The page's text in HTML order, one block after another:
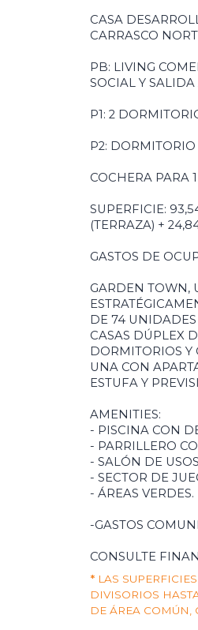
CASA
CARRASCO
PB: LIVING
SOCIAL Y
P1: 2
P2:
COCHERA PARA
SUPERFICIE:
(TERRAZA) +
GASTOS DE
GARDEN TOWN,
DE 74
CASAS DÚPLEX
DORMITORIOS Y
UNA CON
ESTUFA Y
AMENITIES:
- PISCINA CON
- PARRILLERO
- SALÓN DE
- SECTOR DE
- ÁREAS VERDES.
-GASTOS
CONSULTE
* LAS
DIVISORIOS
DE ÁREA COMÚN,